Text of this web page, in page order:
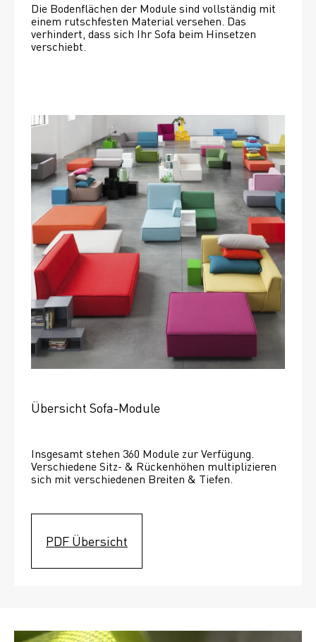
Die Bodenflächen der Module sind vollständig mit
einem rutschfesten Material versehen. Das
verhindert, dass sich Ihr Sofa beim Hinsetzen
verschiebt.
Übersicht Sofa-Module
Insgesamt stehen 360 Module zur Verfügung.
Verschiedene Sitz- & Rückenhöhen multiplizieren
sich mit verschiedenen Breiten & Tiefen.
PDF Übersicht